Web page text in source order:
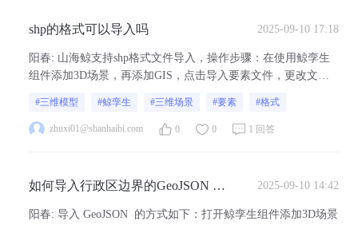
shp的格式可以导入吗 2025-09-10 17:18
阳春: 山海鲸支持shp格式文件导入，操作步骤：在使用鲸孪生
组件添加3D场景，再添加GIS，点击导入要素文件，更改文件
#三维模型 #鲸孪生 #三维场景 #要素 #格式
zhuxi01@shanhaibi.com 0 0 1 回答
如何导入行政区边界的GeoJSON 文
2025-09-10 14:42
阳春: 导入 GeoJSON 的方式如下：打开鲸孪生组件添加3D场景